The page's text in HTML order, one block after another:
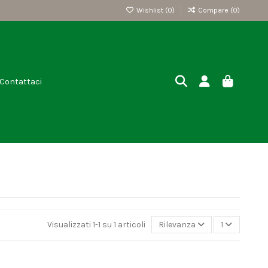
Wishlist (0) Compare (0)
Contattaci
Visualizzati 1-1 su 1 articoli Rilevanza 1